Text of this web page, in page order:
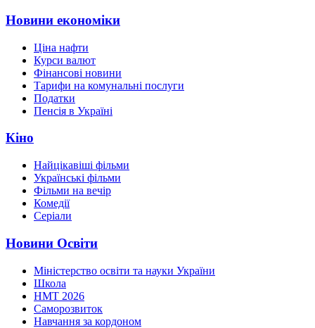
Новини економіки
Ціна нафти
Курси валют
Фінансові новини
Тарифи на комунальні послуги
Податки
Пенсія в Україні
Кіно
Найцікавіші фільми
Українські фільми
Фільми на вечір
Комедії
Серіали
Новини Освіти
Міністерство освіти та науки України
Школа
НМТ 2026
Саморозвиток
Навчання за кордоном